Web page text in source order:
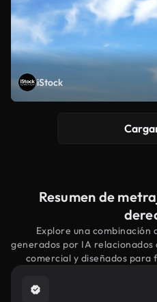
iStock
Resumen de
Explore una combinación
generados por IA relacionados
comercial y diseñados para